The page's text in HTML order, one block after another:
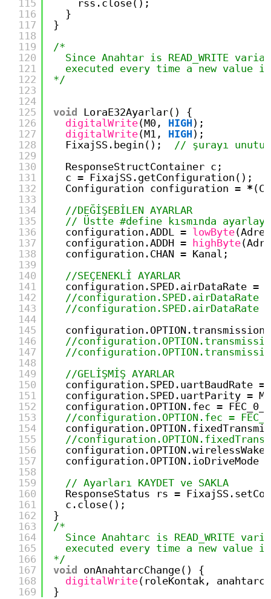
115
116
117
118
119
120
121
122
123
124
125
126
127
128
129
130
131
132
133
134
135
136
137
138
139
140
141
142
143
144
145
146
147
148
149
150
151
152
153
154
155
156
157
158
159
160
161
162
163
164
165
166
167
168
169
rss.close();
}
}
/*
Since Anahtar is READ_WRITE
executed every time a new value
*/
void
LoraE32Ayarlar() {
digitalWrite(M0, HIGH);
digitalWrite(M1, HIGH);
FixajSS.begin();
// şurayı
ResponseStructContainer c;
c =
FixajSS.getConfiguration();
Configuration configuration = *
//DEĞİŞEBİLEN AYARLAR
// Üstte #define kısmında
configuration.ADDL = lowByte
configuration.ADDH = highByte
configuration.CHAN = Kanal;
//SEÇENEKLİ AYARLAR
configuration.SPED.airDataRate =
//configuration.SPED.airDataRate =
//configuration.SPED.airDataRate =
//
//
//GELİŞMİŞ AYARLAR
configuration.SPED.uartBaudRate =
configuration.SPED.uartParity =
configuration.OPTION.fec =
//configuration.OPTION.fec =
//
configuration.OPTION.ioDriveMode
// Ayarları KAYDET ve SAKLA
ResponseStatus rs =
c.close();
}
/*
Since Anahtarc is READ_WRITE
executed every time a new value
*/
void
onAnahtarcChange() {
digitalWrite(roleKontak,
}